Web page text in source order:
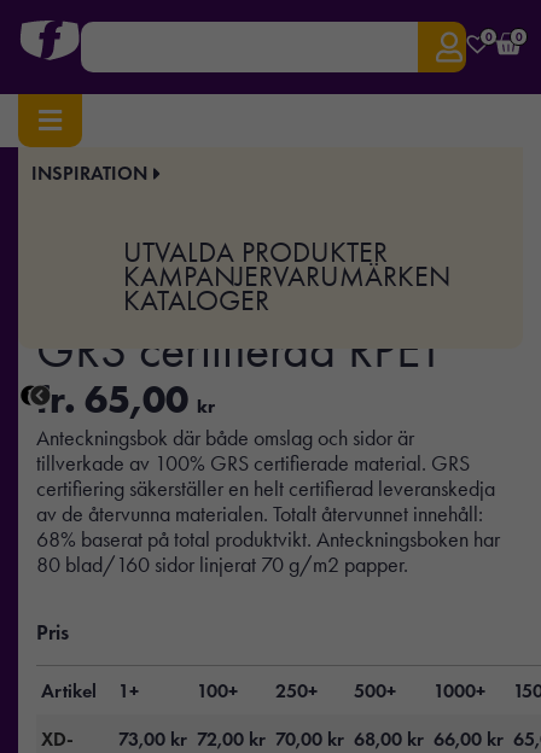
0 0
INSPIRATION
UTVALDA PRODUKTER
KAMPANJERVARUMÄRKEN
KATALOGER
Hem/Kontor/ Noteringsblock
A5 anteckningsbok
GRS certifierad RPET
fr. 65,00 kr
Anteckningsbok där både omslag och sidor är
tillverkade av 100% GRS certifierade material. GRS
certifiering säkerställer en helt certifierad leveranskedja
av de återvunna materialen. Totalt återvunnet innehåll:
68% baserat på total produktvikt. Anteckningsboken har
80 blad/160 sidor linjerat 70 g/m2 papper.
Pris
Artikel 1+ 100+ 250+ 500+ 1000+
XD-
73,00 kr 72,00 kr 70,00 kr 68,00 kr 66,00 kr